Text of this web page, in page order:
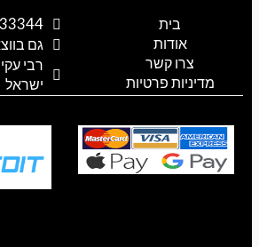
s
a
p
p
o
k
בית
אודות
צרו קשר
מדיניות פרטיות
גם בווצאפ
ישראל